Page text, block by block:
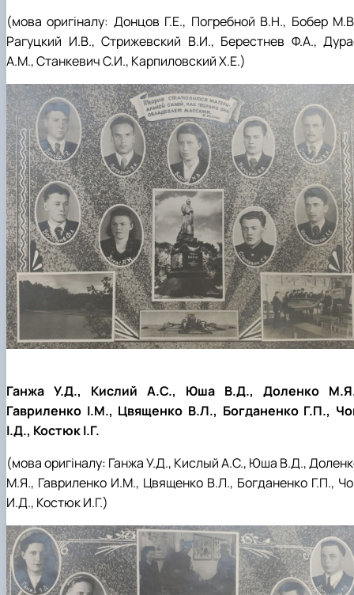
(мова оригіналу: Донцов Г.Е., Погребной В.Н., Бобер
Рагуцкий И.В., Стрижевский В.И., Берестнев Ф.А.,
А.М., Станкевич С.И., Карпиловский Х.Е.)
Ганжа У.Д., Кислий А.С., Юша В.Д., Доленко
Гавриленко І.М., Цвященко В.Л., Богданенко Г.П.,
І.Д., Костюк І.Г.
(мова оригіналу: Ганжа У.Д., Кислый А.С., Юша В.Д.,
М.Я., Гавриленко И.М., Цвященко В.Л., Богданенко Г.П.,
И.Д., Костюк И.Г.)